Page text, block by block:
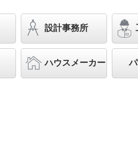
天井埋込型 LED（昼白色） エク
浅型10H・高気密SB形・拡散タイ
HomeArchi（ホームアーキ） 白熱
スペシャル商品（先端技術や優れたデザ
◆工場在庫品
設計事務所
ハウスメーカー